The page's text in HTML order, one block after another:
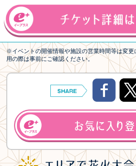
※イベントの開催情報や施設の営業時間等は変
用の際は事前にご確認ください。